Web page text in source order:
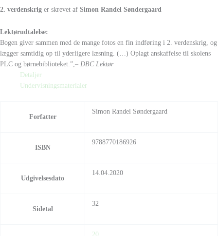
2. verdenskrig er skrevet af Simon Randel Søndergaard
Lektørudtalelse:
Bogen giver sammen med de mange fotos en fin indføring i 2. verdenskrig, og
lægger samtidig op til yderligere læsning. (…) Oplagt anskaffelse til skolens
PLC og børnebiblioteket.”,– DBC Lektør
Detaljer
Undervisningsmaterialer
Forfatter
Simon Randel Søndergaard
ISBN
9788770186926
Udgivelsesdato
14.04.2020
Sidetal
32
20